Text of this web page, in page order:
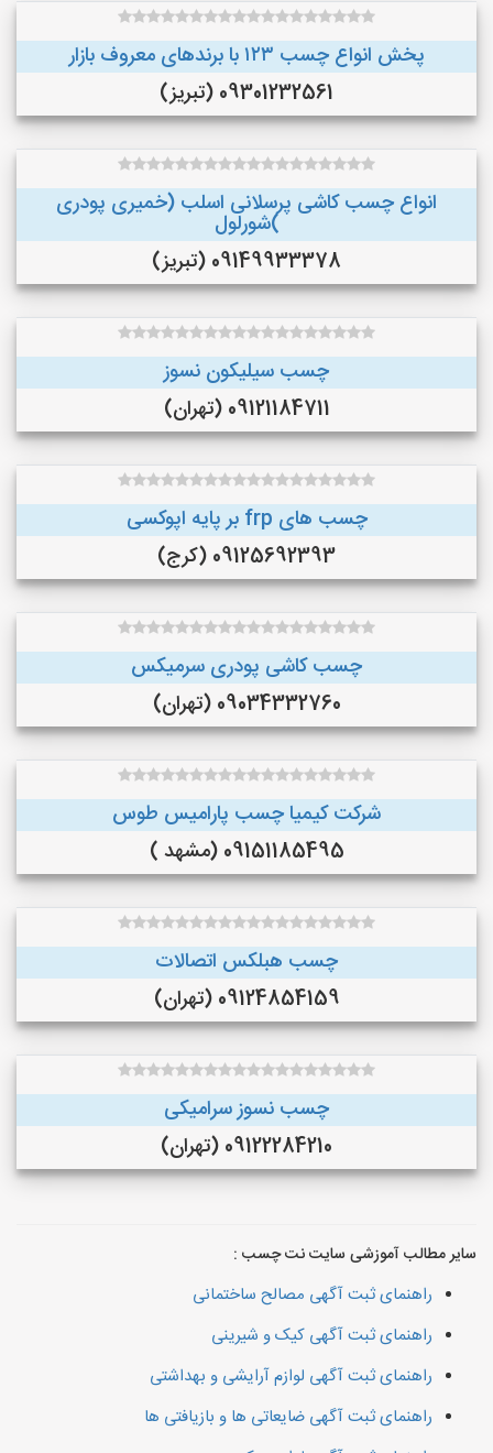
پخش انواع چسب ۱۲۳ با برندهای معروف بازار
09301232561 (تبریز)
انواع چسب کاشی پرسلانی اسلب (خمیری پودری
)شورلول
09149933378 (تبریز)
چسب سیلیکون نسوز
09121184711 (تهران)
چسب های frp بر پایه اپوکسی
09125692393 (کرج)
چسب کاشی پودری سرمیکس
09034332760 (تهران)
شرکت کیمیا چسب پارامیس طوس
09151185495 (مشهد )
چسب هبلکس اتصالات
09124854159 (تهران)
چسب نسوز سرامیکی
09122284210 (تهران)
سایر مطالب آموزشی سایت نت چسب :
راهنمای ثبت آگهی مصالح ساختمانی
راهنمای ثبت آگهی کیک و شیرینی
راهنمای ثبت آگهی لوازم آرایشی و بهداشتی
راهنمای ثبت آگهی ضایعاتی ها و بازیافتی ها